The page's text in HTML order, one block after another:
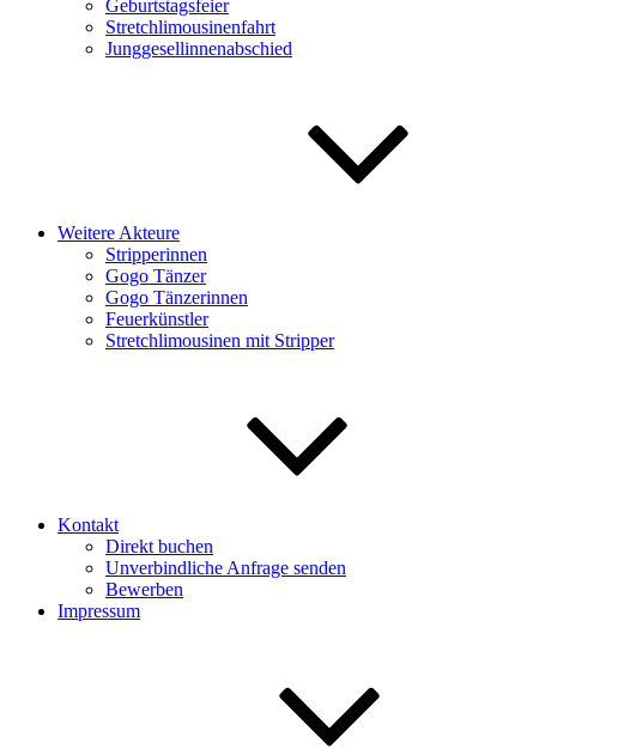
Geburtstagsfeier
Stretchlimousinenfahrt
Junggesellinnenabschied
Weitere Akteure
Stripperinnen
Gogo Tänzer
Gogo Tänzerinnen
Feuerkünstler
Stretchlimousinen mit Stripper
Kontakt
Direkt buchen
Unverbindliche Anfrage senden
Bewerben
Impressum